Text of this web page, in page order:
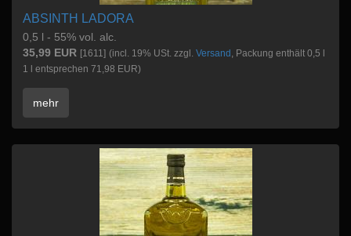
ABSINTH LADORA
0,5 l - 55% vol. alc.
35,99 EUR [1611] (incl. 19% USt. zzgl. Versand , Packung enthält 0,5 l
1 l entsprechen 71,98 EUR)
mehr